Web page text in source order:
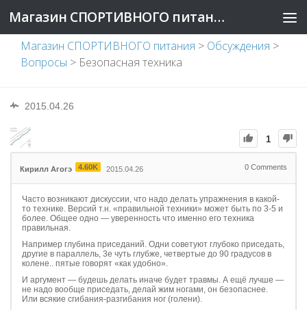
Магазин СПОРТИВНОГО питания
Магазин СПОРТИВНОГО питания > Обсуждения >
Вопросы > Безопасная техника
2015.04.26
1
Кирилл Агогэ 4.60K 2015.04.26 0 Comments
Часто возникают дискуссии, что надо делать упражнения в какой-
то технике. Версий т.н. «правильной техники» может быть по 3-5 и
более. Общее одно — уверенность что именно его техника
правильная.
Например глубина приседаний. Одни советуют глубоко приседать,
другие в параллель, 3е чуть глубже, четвертые до 90 градусов в
колене.. пятые говорят «как удобно».
И аргумент — будешь делать иначе будет травмы. А ещё лучше —
не надо вообще приседать, делай жим ногами, он безопаснее.
Или всякие сгибания-разгибания ног (голени).